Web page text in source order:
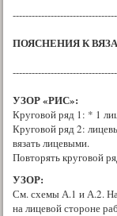
ПОЯСНЕНИЯ К
УЗОР «РИС»:
Круговой ряд 1: * 1
Круговой ряд 2:
вязать лицевыми.
Повторять круговой
УЗОР:
См. схемы А.1 и А.2. На
на лицевой стороне